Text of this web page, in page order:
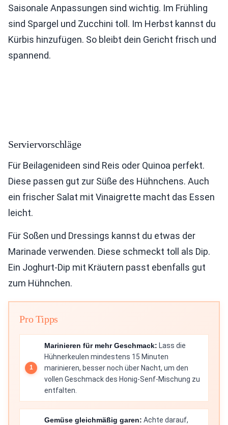
Saisonale Anpassungen sind wichtig. Im Frühling
sind Spargel und Zucchini toll. Im Herbst kannst du
Kürbis hinzufügen. So bleibt dein Gericht frisch und
spannend.
Serviervorschläge
Für Beilagenideen sind Reis oder Quinoa perfekt.
Diese passen gut zur Süße des Hühnchens. Auch
ein frischer Salat mit Vinaigrette macht das Essen
leicht.
Für Soßen und Dressings kannst du etwas der
Marinade verwenden. Diese schmeckt toll als Dip.
Ein Joghurt-Dip mit Kräutern passt ebenfalls gut
zum Hühnchen.
Pro Tipps
Marinieren für mehr Geschmack: Lass die
Hühnerkeulen mindestens 15 Minuten
marinieren, besser noch über Nacht, um den
vollen Geschmack des Honig-Senf-Mischung zu
entfalten.
Gemüse gleichmäßig garen: Achte darauf,